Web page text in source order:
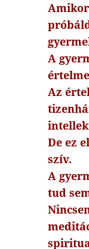
A
Az
De ez
szív.
A
tud